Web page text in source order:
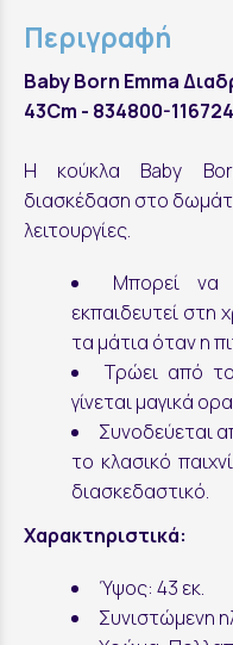
Περιγραφή
Baby Born Emma
43Cm - 834800-116724
Η κούκλα Baby
διασκέδαση στο
λειτουργίες.
Μπορεί να
εκπαιδευτεί στη
τα μάτια όταν η
Τρώει από
γίνεται μαγικά
Συνοδεύεται
το κλασικό
διασκεδαστικό.
Χαρακτηριστικά:
Ύψος: 43 εκ.
Συνιστώμενη